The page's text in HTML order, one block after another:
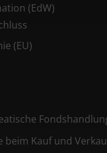
(EdW)
(EU)
beim Kauf und